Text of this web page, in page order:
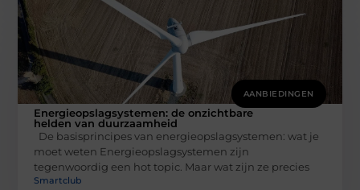
AANBIEDINGEN
Energieopslagsystemen: de onzichtbare
helden van duurzaamheid
De basisprincipes van energieopslagsystemen: wat je
moet weten Energieopslagsystemen zijn
tegenwoordig een hot topic. Maar wat zijn ze precies
Smartclub